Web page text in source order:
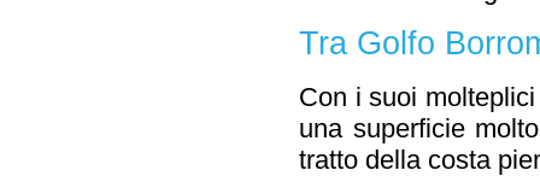
Tra Golfo
Con i suoi
una superficie
tratto della costa